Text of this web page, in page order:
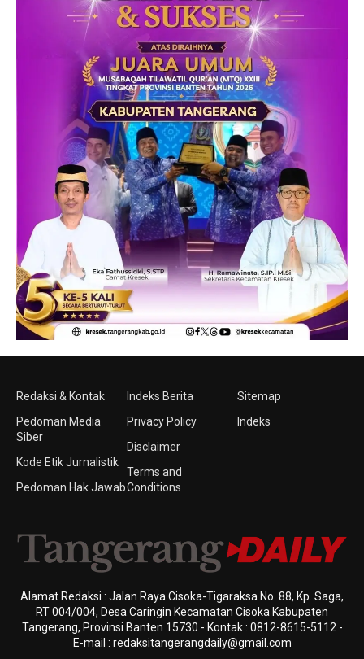
Redaksi & Kontak
Pedoman Media
Siber
Kode Etik Jurnalistik
Pedoman Hak Jawab
Indeks Berita
Privacy Policy
Disclaimer
Terms and
Conditions
Sitemap
Indeks
Alamat Redaksi : Jalan Raya Cisoka-Tigaraksa No. 88, Kp. Saga,
RT 004/004, Desa Caringin Kecamatan Cisoka Kabupaten
Tangerang, Provinsi Banten 15730 - Kontak : 0812-8615-5112 -
E-mail : redaksitangerangdaily@gmail.com